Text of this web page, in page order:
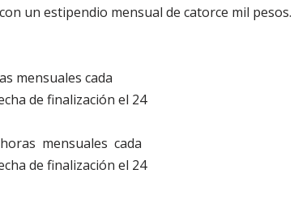
un estipendio mensual de catorce mil pesos.
mensuales cada
de finalización el 24
mensuales cada
de finalización el 24